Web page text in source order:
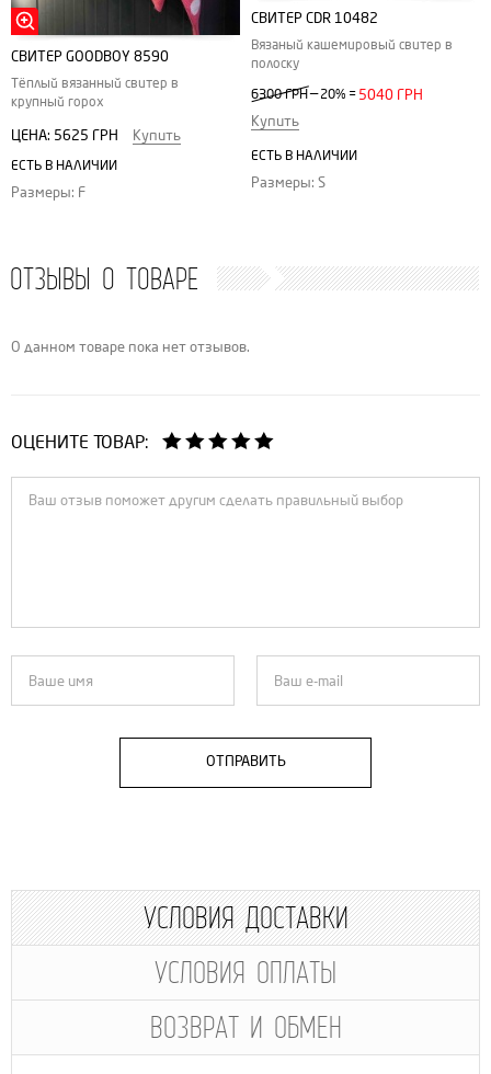
СВИТЕР GOODBOY 8590
Тёплый вязанный свитер в
крупный горох
ЦЕНА: 5625 ГРН Купить
ЕСТЬ В НАЛИЧИИ
Размеры: F
СВИТЕР CDR 10482
Вязаный кашемировый свитер в
полоску
6300 ГРН— 20% = 5040 ГРН
Купить
ЕСТЬ В НАЛИЧИИ
Размеры: S
ОТЗЫВЫ О ТОВАРЕ
О данном товаре пока нет отзывов.
ОЦЕНИТЕ ТОВАР:
ОТПРАВИТЬ
УСЛОВИЯ ДОСТАВКИ
УСЛОВИЯ ОПЛАТЫ
ВОЗВРАТ И ОБМЕН